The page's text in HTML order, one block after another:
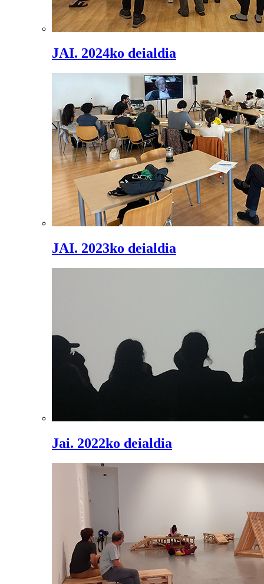
JAI. 2024ko deialdia
JAI. 2023ko deialdia
Jai. 2022ko deialdia